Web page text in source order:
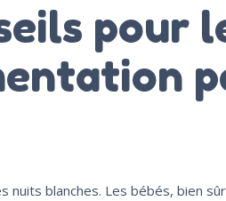
pour
nuits blanches. Les bébés, bien